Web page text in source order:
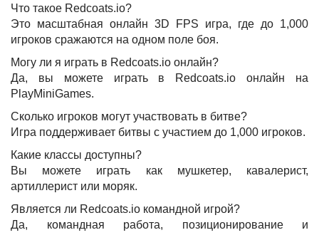
Что такое Redcoats.io?
Это масштабная онлайн 3D FPS игра, где до 1,000
игроков сражаются на одном поле боя.
Могу ли я играть в Redcoats.io онлайн?
Да, вы можете играть в Redcoats.io онлайн на
PlayMiniGames.
Сколько игроков могут участвовать в битве?
Игра поддерживает битвы с участием до 1,000 игроков.
Какие классы доступны?
Вы можете играть как мушкетер, кавалерист,
артиллерист или моряк.
Является ли Redcoats.io командной игрой?
Да, командная работа, позиционирование и